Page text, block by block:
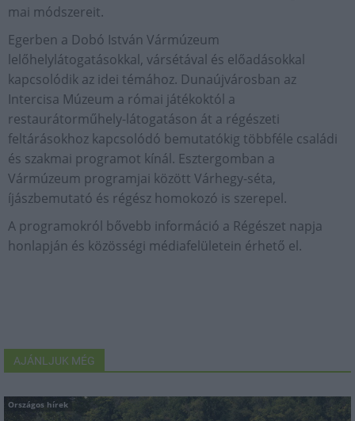
mai módszereit.
Egerben a Dobó István Vármúzeum
lelőhelylátogatásokkal, vársétával és előadásokkal
kapcsolódik az idei témához. Dunaújvárosban az
Intercisa Múzeum a római játékoktól a
restaurátorműhely-látogatáson át a régészeti
feltárásokhoz kapcsolódó bemutatókig többféle családi
és szakmai programot kínál. Esztergomban a
Vármúzeum programjai között Várhegy-séta,
íjászbemutató és régész homokozó is szerepel.
A programokról bővebb információ a Régészet napja
honlapján és közösségi médiafelületein érhető el.
AJÁNLJUK MÉG
Országos hírek